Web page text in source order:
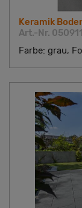
Keramik
Art.-Nr.
Farbe: grau,